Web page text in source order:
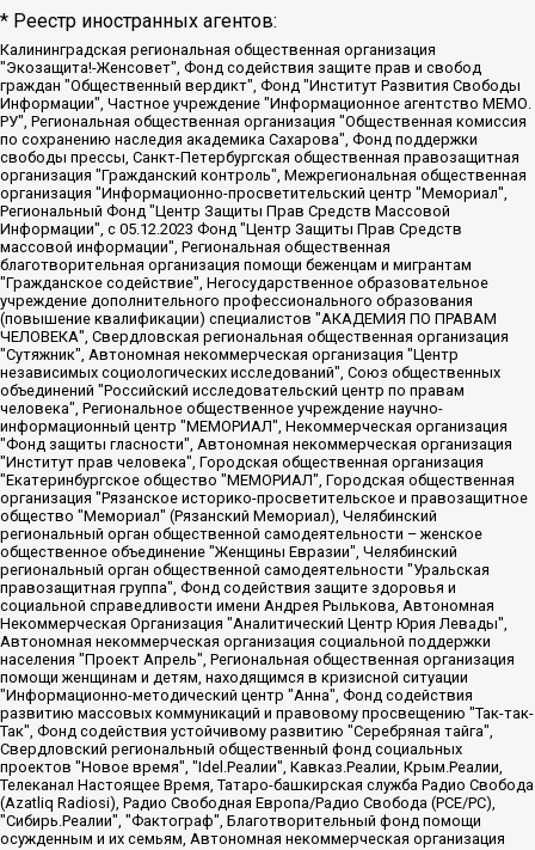
* Реестр иностранных агентов:
Калининградская региональная общественная организация "Экозащита!-Женсовет", Фонд содействия защите прав и свобод граждан "Общественный вердикт", Фонд "Институт Развития Свободы Информации", Частное учреждение "Информационное агентство МЕМО. РУ", Региональная общественная организация "Общественная комиссия по сохранению наследия академика Сахарова", Фонд поддержки свободы прессы, Санкт-Петербургская общественная правозащитная организация "Гражданский контроль", Межрегиональная общественная организация "Информационно-просветительский центр "Мемориал", Региональный Фонд "Центр Защиты Прав Средств Массовой Информации", с 05.12.2023 Фонд "Центр Защиты Прав Средств массовой информации", Региональная общественная благотворительная организация помощи беженцам и мигрантам "Гражданское содействие", Негосударственное образовательное учреждение дополнительного профессионального образования (повышение квалификации) специалистов "АКАДЕМИЯ ПО ПРАВАМ ЧЕЛОВЕКА", Свердловская региональная общественная организация "Сутяжник", Автономная некоммерческая организация "Центр независимых социологических исследований", Союз общественных объединений "Российский исследовательский центр по правам человека", Региональное общественное учреждение научно-информационный центр "МЕМОРИАЛ", Некоммерческая организация "Фонд защиты гласности", Автономная некоммерческая организация "Институт прав человека", Городская общественная организация "Екатеринбургское общество "МЕМОРИАЛ", Городская общественная организация "Рязанское историко-просветительское и правозащитное общество "Мемориал" (Рязанский Мемориал), Челябинский региональный орган общественной самодеятельности – женское общественное объединение "Женщины Евразии", Челябинский региональный орган общественной самодеятельности "Уральская правозащитная группа", Фонд содействия защите здоровья и социальной справедливости имени Андрея Рылькова, Автономная Некоммерческая Организация "Аналитический Центр Юрия Левады", Автономная некоммерческая организация социальной поддержки населения "Проект Апрель", Региональная общественная организация помощи женщинам и детям, находящимся в кризисной ситуации "Информационно-методический центр "Анна", Фонд содействия развитию массовых коммуникаций и правовому просвещению "Так-так-Так", Фонд содействия устойчивому развитию "Серебряная тайга", Свердловский региональный общественный фонд социальных проектов "Новое время", "Idel.Реалии", Кавказ.Реалии, Крым.Реалии, Телеканал Настоящее Время, Татаро-башкирская служба Радио Свобода (Azatliq Radiosi), Радио Свободная Европа/Радио Свобода (PCE/PC), "Сибирь.Реалии", "Фактограф", Благотворительный фонд помощи осужденным и их семьям, Автономная некоммерческая организация "Институт глобализации и социальных движений", Фонд "В защиту прав заключенных", Частное учреждение "Центр поддержки и содействия развитию средств массовой информации", Пензенский региональный общественный благотворительный фонд "Гражданский союз", "Север.Реалии", Некоммерческая организация Фонд "Правовая инициатива", Общество с ограниченной ответственностью "Радио Свободная Европа/Радио Свобода", Чешское информационное агентство "MEDIUM-ORIENT", Красноярская региональная общественная организация "Мы против СПИДа", Камалягин Денис Николаевич, Маркелов Сергей Евгеньевич, Пономарев Лев Александрович, Савицкая Людмила Алексеевна, Автономная некоммерческая организация "Центр по работе с проблемой насилия "НАСИЛИЮ.НЕТ", Межрегиональный профессиональный союз работников здравоохранения "Альянс врачей", Юридическое лицо, зарегистрированное в Латвийской Республике, SIA "Medusa Project" (регистрационный номер 40103797863, дата регистрации 10.06.2014), Некоммерческая организация "Фонд по борьбе с коррупцией", Автономная некоммерческая организация "Институт права и публичной политики", Баданин Роман Сергеевич, Гликин Максим Александрович, Железнова Мария Михайловна, Лукьянова Юлия Сергеевна, Маетная Елизавета Витальевна, Маняхин Петр Борисович, Чуракова Ольга Владимировна, Ярош Юлия Петровна, Юридическое лицо "The Insider SIA", зарегистрированное в Риге, Латвийская Республика (дата регистрации 26.06.2015), являющееся администратором доменного имени интернет-издания "The Insider SIA", https://theins.ru, Постернак Алексей Евгеньевич, Рубин Михаил Аркадьевич, Анин Роман Александрович, Юридическое лицо Istories fonds, зарегистрированное в Латвийской Республике (регистрационный номер 50008295751, дата регистрации 24.02.2020), Великовский Дмитрий Александрович, Долинина Ирина Николаевна, Мароховская Алеся Алексеевна, Шлейнов Роман Юрьевич, Шмагун Олеся Валентиновна, Общество с ограниченной ответственностью "Альтаир 2021", Общество с ограниченной ответственностью "Вега 2021", Общество с ограниченной ответственностью "Главный редактор 2021", Общество с ограниченной ответственностью "Ромашки монолит", Важенков Артем Валерьевич, Ивановская областная общественная организация "Центр гендерных исследований", Гурман Юрий Альбертович, Медиапроект "ОВД-Инфо", Егоров Владимир Владимирович, Жилинский Владимир Александрович, Общество с ограниченной ответственностью "ЗП", Иванова София Юрьевна, Карезина Инна Павловна, Кильтау Екатерина Викторовна, Петров Алексей Викторович, Пискунов Сергей Евгеньевич, Смирнов Сергей Сергеевич, Тихонов Михаил Сергеевич, Общество с ограниченной ответственностью "ЖУРНАЛИСТ-ИНОСТРАННЫЙ АГЕНТ", Арапова Галина Юрьевна, Вольтская Татьяна Анатольевна, Американская компания "Mason G.E.S. Anonymous Foundation" (США), являющаяся владельцем интернет-издания https://mnews.world/, Компания "Stichting Bellingcat", зарегистрированная в Нидерландах (дата регистрации 11.07.2018), Захаров Андрей Вячеславович, Клепиковская Екатерина Дмитриевна, Общество с ограниченной ответственностью "МЕМО", Перл Роман Александрович, Симонов Евгений Алексеевич, Соловьева Елена Анатольевна, Сотников Даниил Владимирович, Сурначева Елизавета Дмитриевна, Автономная некоммерческая организация по защите прав человека и информированию населения "Якутия – Наше Мнение", Общество с ограниченной ответственностью "Москоу диджитал медиа", с 26.01.2023 Общество с ограниченной ответственностью "Чайка Белые сады", Ветошкина Валерия Валерьевна, Заговора Максим Александрович, Межрегиональное общественное движение "Российская ЛГБТ - сеть", Оленичев Максим Владимирович, Павлов Иван Юрьевич, Скворцова Елена Сергеевна, Общество с ограниченной ответственностью "Как бы инагент", Кочетков Игорь Викторович, Общество с ограниченной ответственностью "Честные выборы", Еланчик Олег Александрович, Общество с ограниченной ответственностью "Нобелевский призыв", Гималова Регина Эмилевна, Григорьев Андрей Валерьевич, Григорьева Алина Александровна, Ассоциация по содействию защите прав призывников, альтернативнослужащих и военнослужащих "Правозащитная группа "Гражданин.Армия.Право", Хисамова Регина Фаритовна, Автономная некоммерческая организация по реализации социально-правовых программ "Лилит", Дальневосточное общественное движение "Маяк", Санкт-Петербургская ЛГБТ-инициативная группа "Выход", Инициативная группа ЛГБТ+ "Реверс", Алексеев Андрей Викторович, Бекбулатова Таисия Львовна, Беляев Иван Михайлович, Владыкина Елена Сергеевна, Гельман Марат Александрович, Никульшина Вероника Юрьевна, Толоконникова Надежда Андреевна, Шендерович Виктор Анатольевич, Общество с ограниченной ответственностью "Данное сообщение", Общество с ограниченной ответственностью Издательский дом "Новая глава", Айнбиндер Александра Александровна, Московский комьюнити-центр для ЛГБТ+инициатив, Благотворительный фонд развития филантропии, Deutsche Welle (Германия, Kurt-Schumacher-Strasse 3, 53113 Bonn), Борзунова Мария Михайловна, Воробьев Виктор Викторович, Голубева Анна Львовна, Константинова Алла Михайловна, Малкова Ирина Владимировна, Мурадов Мурад Абдулгалимович, Осетинская Елизавета Николаевна, Понасенков Евгений Николаевич, Ганапольский Матвей Юрьевич, Киселев Евгений Алексеевич, Борухович Ирина Григорьевна, Дремин Иван Тимофеевич, Дубровский Дмитрий Викторович, Красноярская региональная общественная организация поддержки и развития альтернативных образовательных технологий и межкультурных коммуникаций "ИНТЕРРА", Маяковская Екатерина Алексеевна, Фейгин Марк Захарович, Филимонов Андрей Викторович, Дзугкоева Регина Николаевна, Доброхотов Роман Александрович, Дудь Юрий Александрович, Елкин Сергей Владимирович, Кругликов Кирилл Игоревич, Сабунаева Мария Леонидовна, Семенов Алексей Владимирович, Шаинян Карен Багратович, Шульман Екатерина Михайловна, Асафьев Артур Валерьевич, Вахштайн Виктор Семенович, Венедиктов Алексей Алексеевич, Лушникова Екатерина Евгеньевна, Волков Леонид Михайлович, Невзоров Александр Глебович, Пархоменко Сергей Борисович, Сироткин Ярослав Николаевич, Кара-Мурза Владимир Владимирович, Баранова Наталья Владимировна, Гозман Леонид Яковлевич, Кагарлицкий Борис Юльевич, Климарев Михаил Валерьевич, Милов Владимир Станиславович, Автономная некоммерческая организация Краснодарский центр современного искусства "Типография", Моргенштерн Алишер Тагирович, Соболь Любовь Эдуардовна, Общество с ограниченной ответственностью "ЛИЗА НОРМ", Каспаров Гарри Кимович, Ходорковский Михаил Борисович, Общество с ограниченной ответственностью "Апрельские тезисы", Данилович Ирина Брониславовна, Кашин Олег Владимирович, Петров Николай Владимирович, Пивоваров Алексей Владимирович, Соколов Михаил Владимирович, Цветкова Юлия Владимировна, Чичваркин Евгений Александрович, Комитет против пыток/Команда против пыток, Общество с ограниченной ответственностью "Первый научный", Общество с ограниченной ответственностью "Вертолет и ко", Белоцерковская Вероника Борисовна, Кац Максим Евгеньевич, Лазарева Татьяна Юрьевна, Шаведдинов Руслан Табризович, Яшин Илья Валерьевич, Общество с ограниченной ответственностью "Иноагент ААВ", Алешковский Дмитрий Петрович, Альбац Евгения Марковна, Быков Дмитрий Львович, Галямина Юлия Евгеньевна, Лойко Сергей Леонидович, Мартынов Кирилл Константинович, Медведев Сергей Александрович, Крашенинников Федор Геннадиевич, Гордеева Катерина Вл